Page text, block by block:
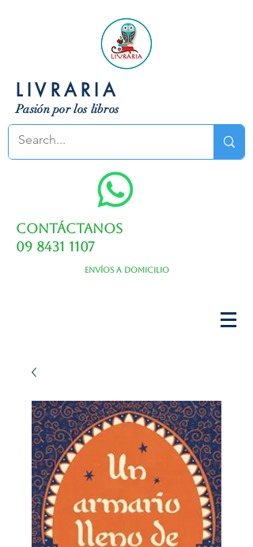
LIVRARIA
Pasión por los libros
Contáctanos
09 8431 1107
Envíos a domicilio